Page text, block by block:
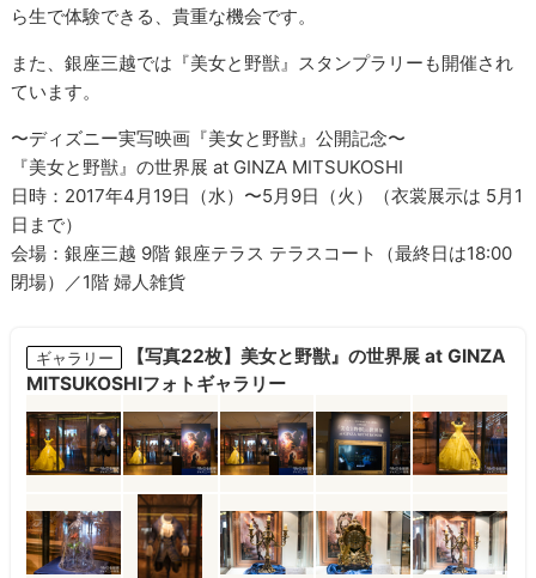
ら生で体験できる、貴重な機会です。
また、銀座三越では『美女と野獣』スタンプラリーも開催され
ています。
〜ディズニー実写映画『美女と野獣』公開記念〜
『美女と野獣』の世界展 at GINZA MITSUKOSHI
日時：2017年4月19日（水）〜5月9日（火）（衣裳展示は 5月1
日まで）
会場：銀座三越 9階 銀座テラス テラスコート（最終日は18:00
閉場）／1階 婦人雑貨
ギャラリー
【写真22枚】美女と野獣』の世界展 at GINZA
MITSUKOSHIフォトギャラリー